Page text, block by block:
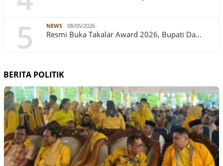
5 NEWS 08/05/2026
Resmi Buka Takalar Award 2026, Bupati Da…
BERITA POLITIK